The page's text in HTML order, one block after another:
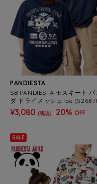
PANDIESTA
SB PANDIESTA モスキート パ
ダ ドライメッシュTee
ENS/WOMENS)
¥3,080 (税込) 20% OFF
SALE